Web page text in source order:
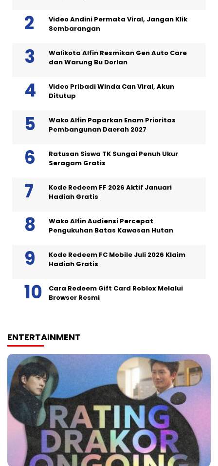
Video Andini Permata Viral, Jangan Klik
Sembarangan
Walikota Alfin Resmikan Gen Auto Care
dan Warung Bu Dorlan
Video Pribadi Winda Can Viral, Akun
Ditutup
Wako Alfin Paparkan Enam Prioritas
Pembangunan Daerah 2027
Ratusan Siswa TK Sungai Penuh Ukur
Seragam Gratis
Kode Redeem FF 2026 Aktif Januari
Hadiah Gratis
Wako Alfin Audiensi Percepat
Pengukuhan Batas Kawasan Hutan
Kode Redeem FC Mobile Juli 2026 Klaim
Hadiah Gratis
Cara Redeem Gift Card Roblox Melalui
Browser Resmi
ENTERTAINMENT